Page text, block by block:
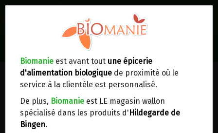
Biomanie est avant tout une épicerie
d'alimentation biologique de proximité où le
service à la clientèle est personnalisé.
De plus, Biomanie est LE magasin wallon
spécialisé dans les produits d' Hildegarde de
Bingen.
Lieux de réception/livraison
Livraison à votre domicile
Nous envoyons votre commande à votre
domicile enBelgique, France, Luxembourg,
Royaume-Uni, Suisse, Pays-Bas, Portugal,
Espagne. Pour d'autres pays, merci de nous
contacter.